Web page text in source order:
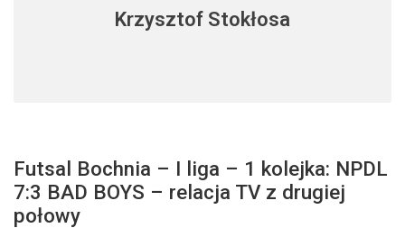
Krzysztof Stokłosa
Futsal Bochnia – I liga – 1 kolejka: NPDL
7:3 BAD BOYS – relacja TV z drugiej
połowy